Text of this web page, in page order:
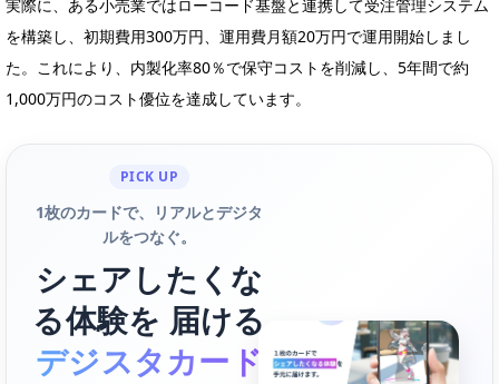
実際に、ある小売業ではローコード基盤と連携して受注管理システム
を構築し、初期費用300万円、運用費月額20万円で運用開始しまし
た。これにより、内製化率80％で保守コストを削減し、5年間で約
1,000万円のコスト優位を達成しています。
PICK UP
1枚のカードで、リアルとデジタ
ルをつなぐ。
シェアしたくな
る体験を 届ける
デジスタカード